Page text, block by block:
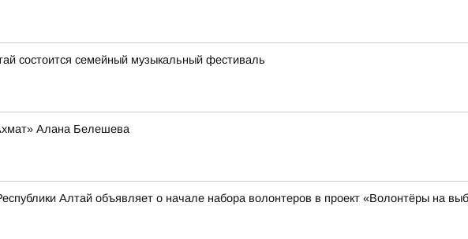
состоится семейный музыкальный фестиваль
Алана Белешева
Алтай объявляет о начале набора волонтеров в проект «Волонтёры на